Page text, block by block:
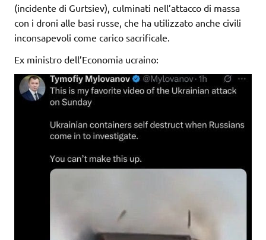
(incidente di Gurtsiev), culminati nell’attacco di massa
con i droni alle basi russe, che ha utilizzato anche civili
inconsapevoli come carico sacrificale.
Ex ministro dell’Economia ucraino: